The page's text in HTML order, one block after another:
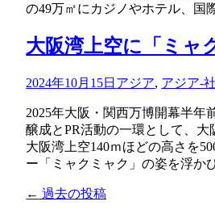
の49万㎡にカジノやホテル、国
大阪湾上空に「ミャ
2024年10月15日 アジア, アジア-
2025年大阪・関西万博開幕半年
醸成とPR活動の一環として、大
大阪湾上空140ｍほどの高さを
ー「ミャクミャク」の姿を浮か
投
← 過去の投稿